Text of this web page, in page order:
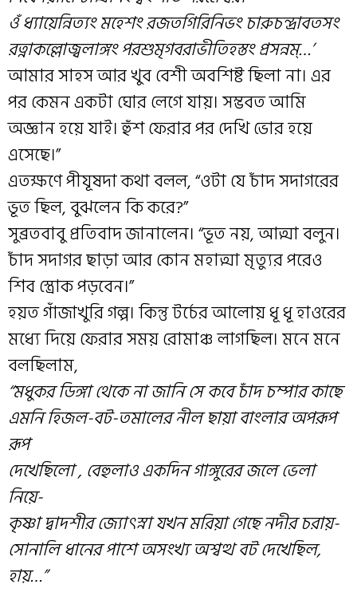
ওঁ ধ্যায়েন্নিত্যং মহেশং রজতগিরিনিভং চারুচন্দ্রাবতসং
রত্নাকল্লোজ্বলাঙ্গং পরশুমৃগবরাভীতিহস্তং প্রসন্নম্…’
আমার সাহস আর খুব বেশী অবশিষ্ট ছিলা না। এর
পর কেমন একটা ঘোর লেগে যায়। সম্ভবত আমি
অজ্ঞান হয়ে যাই। হুঁশ ফেরার পর দেখি ভোর হয়ে
এসেছে।”
এতক্ষণে পীযূষদা কথা বলল, “ওটা যে চাঁদ সদাগরের
ভূত ছিল, বুঝলেন কি করে?”
সুব্রতবাবু প্রতিবাদ জানালেন। “ভূত নয়, আত্মা বলুন।
চাঁদ সদাগর ছাড়া আর কোন মহাত্মা মৃত্যুর পরেও
শিব স্ত্রোক পড়বেন।”
হয়ত গাঁজাখুরি গল্প। কিন্তু টর্চের আলোয় ধূ ধূ হাওরের
মধ্যে দিয়ে ফেরার সময় রোমাঞ্চ লাগছিল। মনে মনে
বলছিলাম,
“মধুকর ডিঙ্গা থেকে না জানি সে কবে চাঁদ চম্পার কাছে
এমনি হিজল-বট-তমালের নীল ছায়া বাংলার অপরূপ
রূপ
দেখেছিলো , বেহুলাও একদিন গাঙ্গুরের জলে ভেলা
নিয়ে-
কৃষ্ণা দ্বাদশীর জ্যোৎস্না যখন মরিয়া গেছে নদীর চরায়-
সোনালি ধানের পাশে অসংখ্য অশ্বত্থ বট দেখেছিল,
হায়…”